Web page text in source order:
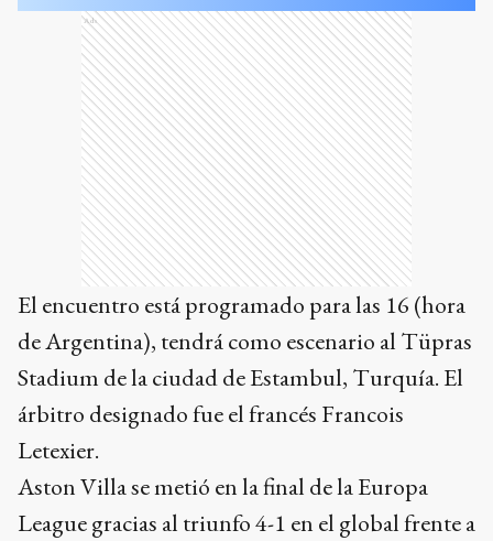
Ads
El encuentro está programado para las 16 (hora
de Argentina), tendrá como escenario al Tüpras
Stadium de la ciudad de Estambul, Turquía. El
árbitro designado fue el francés Francois
Letexier.
Aston Villa se metió en la final de la Europa
League gracias al triunfo 4-1 en el global frente a